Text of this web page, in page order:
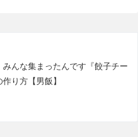
みんな集まったんです『餃子チー
り方【男飯】